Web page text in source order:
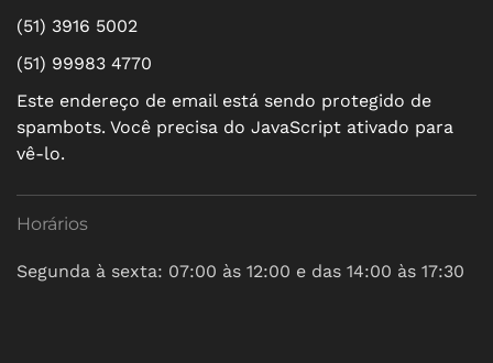
(51) 3916 5002
(51) 99983 4770
Este endereço de email está sendo protegido de
spambots. Você precisa do JavaScript ativado para
vê-lo.
Horários
Segunda à sexta: 07:00 às 12:00 e das 14:00 às 17:30